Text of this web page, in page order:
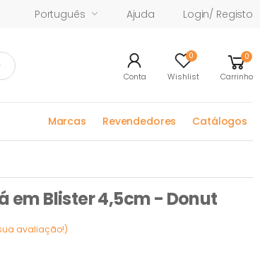
Português Ajuda Login/ Registo
Conta
0
Wishlist
0
Carrinho
Marcas Revendedores Catálogos
em Blister 4,5cm - Donut
avaliação!)